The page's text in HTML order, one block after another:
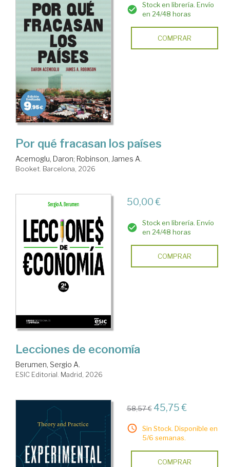
Stock en librería. Envío
en 24/48 horas
COMPRAR
Por qué fracasan los países
Acemoglu, Daron; Robinson, James A.
Booket. Barcelona, 2026
50,00 €
Stock en librería. Envío
en 24/48 horas
COMPRAR
Lecciones de economía
Berumen, Sergio A.
ESIC Editorial. Madrid, 2026
58,57 € 45,75 €
Sin Stock. Disponible en
5/6 semanas.
COMPRAR